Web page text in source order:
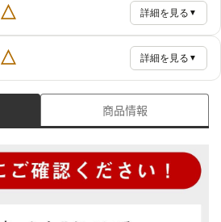
△ 詳細を見る ▼
△ 詳細を見る ▼
商品情報